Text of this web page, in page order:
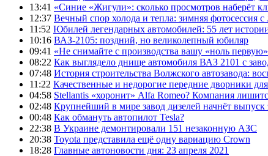
13:41 «Синие «Жигули»: сколько просмотров наберёт
12:37 Вечный спор холода и тепла: зимняя фотосессия с
11:52 Юбилей легендарных автомобилей: 55 лет
10:16 ВАЗ-2105: поздний, но великолепный юбиляр
09:41 «Не снимайте с производства вашу «ноль
08:22 Как выглядело днище автомобиля ВАЗ 2101 с
07:48 История строительства Волжского автозавода:
11:22 Качественные и недорогие передние дворники
04:58 Stellantis «хоронит» Alfa Romeo? Компания
02:48 Крупнейший в мире завод дизелей начнёт выпуск
00:48 Как обмануть автопилот Tesla?
22:38 В Украине демонтировали 151 незаконную АЗС
20:38 Toyota представила ещё одну вариацию Crown
18:28 Главные автоновости дня: 23 апреля 2021